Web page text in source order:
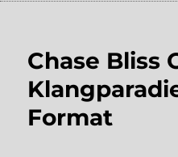
Chase Bliss
Format